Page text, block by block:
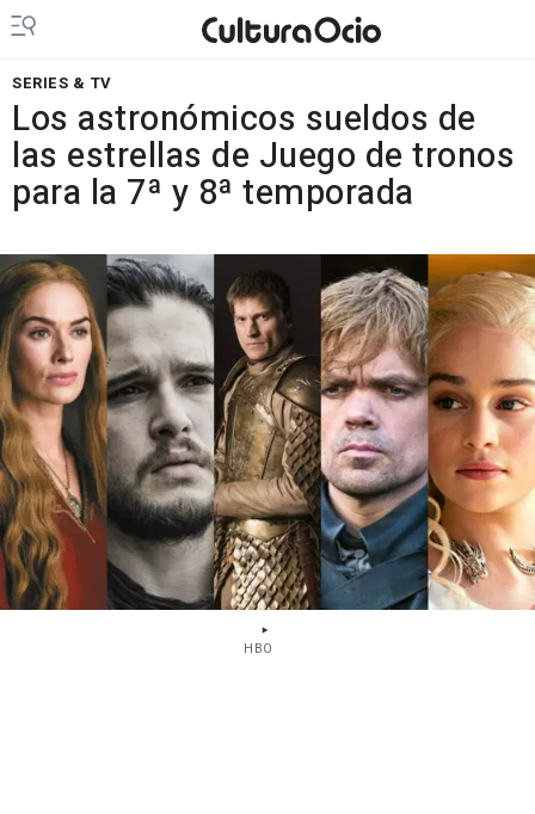
SERIES & TV
Los astronómicos sueldos de
las estrellas de Juego de tronos
para la 7ª y 8ª temporada
HBO